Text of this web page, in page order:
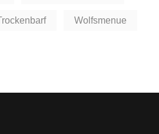
Wolfsmenue